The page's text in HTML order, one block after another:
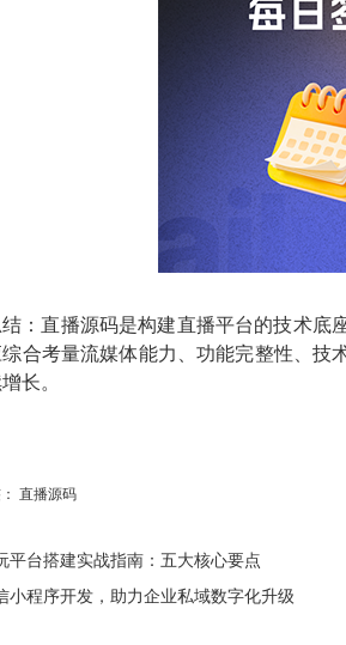
结：直播源码是构建直播平台的技术底
合考量流媒体能力、功能完整性、技
长。
直播源码
平台搭建实战指南：五大核心要点
小程序开发，助力企业私域数字化升级